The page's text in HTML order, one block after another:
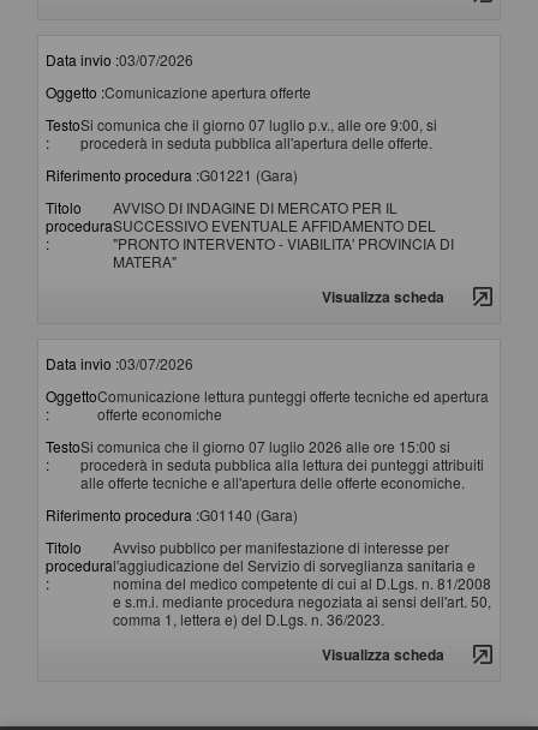
Data invio :03/07/2026
Oggetto :Comunicazione apertura offerte
Testo
:
Si comunica che il giorno 07 luglio p.v., alle ore 9:00, si
procederà in seduta pubblica all'apertura delle offerte.
Riferimento procedura :G01221 (Gara)
Titolo
procedura
:
AVVISO DI INDAGINE DI MERCATO PER IL
SUCCESSIVO EVENTUALE AFFIDAMENTO DEL
"PRONTO INTERVENTO - VIABILITA' PROVINCIA DI
MATERA"
Visualizza scheda
Data invio :03/07/2026
Oggetto
:
Comunicazione lettura punteggi offerte tecniche ed apertura
offerte economiche
Testo
:
Si comunica che il giorno 07 luglio 2026 alle ore 15:00 si
procederà in seduta pubblica alla lettura dei punteggi attribuiti
alle offerte tecniche e all'apertura delle offerte economiche.
Riferimento procedura :G01140 (Gara)
Titolo
procedura
:
Avviso pubblico per manifestazione di interesse per
l'aggiudicazione del Servizio di sorveglianza sanitaria e
nomina del medico competente di cui al D.Lgs. n. 81/2008
e s.m.i. mediante procedura negoziata ai sensi dell'art. 50,
comma 1, lettera e) del D.Lgs. n. 36/2023.
Visualizza scheda